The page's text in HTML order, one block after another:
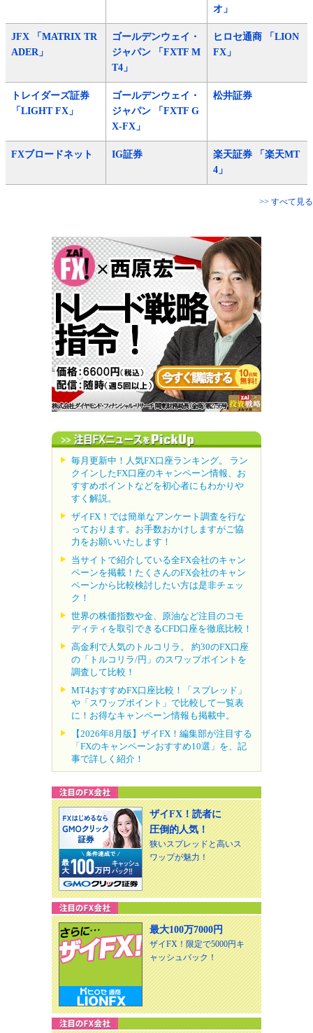
オ」
JFX 「MATRIX TR
ADER」
ゴールデンウェイ・
ジャパン 「FXTF M
T4」
ヒロセ通商 「LION
FX」
トレイダーズ証券
「LIGHT FX」
ゴールデンウェイ・
ジャパン 「FXTF G
X-FX」
松井証券
FXブロードネット IG証券
楽天証券 「楽天MT
4」
>> すべて見る
毎月更新中！人気FX口座ランキング。 ラン
クインしたFX口座のキャンペーン情報、お
すすめポイントなどを初心者にもわかりや
すく解説。
ザイFX！では簡単なアンケート調査を行な
っております。お手数おかけしますがご協
力をお願いいたします！
当サイトで紹介している全FX会社のキャン
ペーンを掲載！たくさんのFX会社のキャン
ペーンから比較検討したい方は是非チェッ
ク！
世界の株価指数や金、原油など注目のコモ
ディティを取引できるCFD口座を徹底比較！
高金利で人気のトルコリラ。 約30のFX口座
の「トルコリラ/円」のスワップポイントを
調査して比較！
MT4おすすめFX口座比較！「スプレッド」
や「スワップポイント」で比較して一覧表
に！お得なキャンペーン情報も掲載中。
【2026年8月版】ザイFX！編集部が注目する
「FXのキャンペーンおすすめ10選」を、記
事で詳しく紹介！
ザイFX！読者に
圧倒的人気！
狭いスプレッドと高いス
ワップが魅力！
最大100万7000円
ザイFX！限定で5000円キ
ャッシュバック！